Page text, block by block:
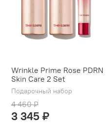
Wrinkle Prime Rose PDRN
Skin Care 2 Set
Подарочный набор
4 460 ₽
3 345 ₽